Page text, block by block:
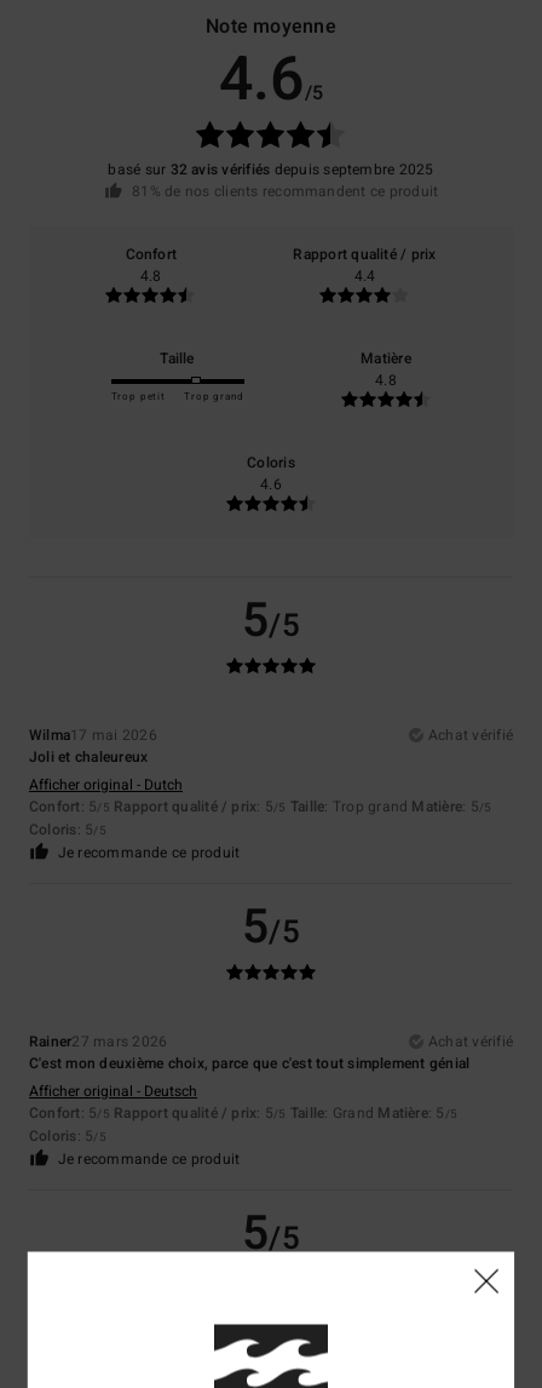
Note moyenne
4.6/5
basé sur 32 avis vérifiés depuis septembre 2025
81% de nos clients recommandent ce produit
Confort
4.8
Rapport qualité / prix
4.4
Taille
Trop petit Trop grand
Matière
4.8
Coloris
4.6
5/5
Wilma17 mai 2026
Achat vérifié
Joli et chaleureux
Afficher original - Dutch
Confort: 5/5 Rapport qualité / prix: 5/5 Taille: Trop grand Matière: 5/5
Coloris: 5/5
Je recommande ce produit
5/5
Rainer27 mars 2026
Achat vérifié
C'est mon deuxième choix, parce que c'est tout simplement génial
Afficher original - Deutsch
Confort: 5/5 Rapport qualité / prix: 5/5 Taille: Grand Matière: 5 /5
Coloris: 5/5
Je recommande ce produit
5/5
4 mars 2026